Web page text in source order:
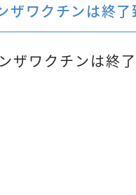
ザワクチンは終了
ザワクチンは終了